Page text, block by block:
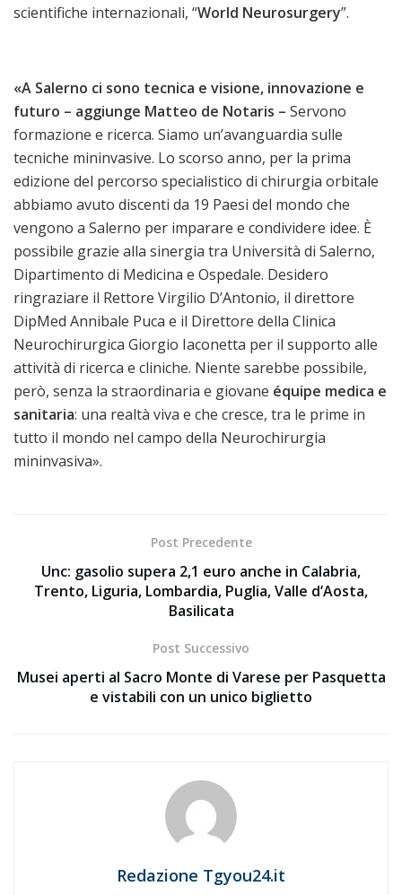
scientifiche internazionali, “World Neurosurgery”.
«A Salerno ci sono tecnica e visione, innovazione e
futuro – aggiunge Matteo de Notaris – Servono
formazione e ricerca. Siamo un’avanguardia sulle
tecniche mininvasive. Lo scorso anno, per la prima
edizione del percorso specialistico di chirurgia orbitale
abbiamo avuto discenti da 19 Paesi del mondo che
vengono a Salerno per imparare e condividere idee. È
possibile grazie alla sinergia tra Università di Salerno,
Dipartimento di Medicina e Ospedale. Desidero
ringraziare il Rettore Virgilio D’Antonio, il direttore
DipMed Annibale Puca e il Direttore della Clinica
Neurochirurgica Giorgio Iaconetta per il supporto alle
attività di ricerca e cliniche. Niente sarebbe possibile,
però, senza la straordinaria e giovane équipe medica e
sanitaria: una realtà viva e che cresce, tra le prime in
tutto il mondo nel campo della Neurochirurgia
mininvasiva».
Post Precedente
Unc: gasolio supera 2,1 euro anche in Calabria,
Trento, Liguria, Lombardia, Puglia, Valle d’Aosta,
Basilicata
Post Successivo
Musei aperti al Sacro Monte di Varese per Pasquetta
e vistabili con un unico biglietto
Redazione Tgyou24.it